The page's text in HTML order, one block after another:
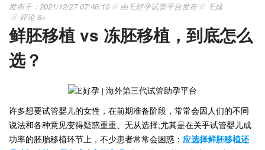
发布于：2021/12/27 07:46:10 由E好孕试管平台发布
E妹
评论 8»
鲜胚移植 vs 冻胚移植，到底怎么
选？
许多想要试管婴儿的女性 ，在前期准备阶段，常常会因人们的不同
说法和各种意见变得疑惑重重、无从选择;尤其是在关乎试管婴儿成
功率的胚胎移植环节上，不少患者常常会困惑： 应选择鲜胚移植还